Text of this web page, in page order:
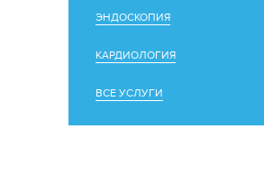
ЭНДОСКОПИЯ
КАРДИОЛОГИЯ
ВСЕ УСЛУГИ